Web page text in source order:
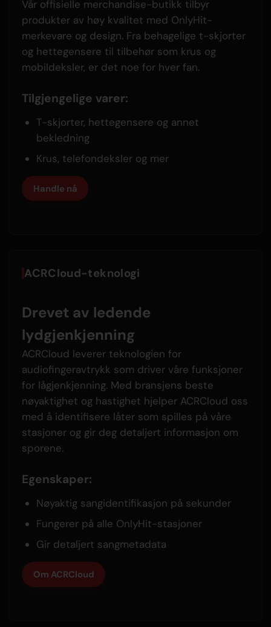
Vår offisielle merchandise-butikk tilbyr
produkter av høy kvalitet med OnlyHit-
merkevare og design. Fra behagelige t-skjorter
og hettegensere til tilbehør som krus og
mobildeksler, er det noe for hver fan.
Tilgjengelige varer:
T-skjorter, hettegensere og annet
bekledning
Krus, telefondeksler og mer
Handle nå
ACRCloud-teknologi
Drevet av ledende
lydgjenkjenning
ACRCloud leverer teknologien for
audiofingeravtrykk som driver våre funksjoner
for lågjenkjenning. Med bransjens beste
nøyaktighet og hastighet hjelper ACRCloud oss
med å identifisere låter som spilles på våre
stasjoner og gir deg detaljert informasjon om
sporene.
Egenskaper:
Nøyaktig sangidentifikasjon på sekunder
Fungerer på alle OnlyHit-stasjoner
Gir detaljert sangmetadata
Om ACRCloud